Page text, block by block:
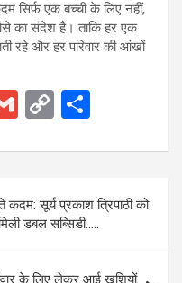
सिर्फ एक बच्ची के लिए नहीं,
का संदेश है। ताकि हर एक
रहे और हर परिवार की आंखों
gr
G
ail
C
py
Li
n
k
ar
e
सूर्य प्रकाश त्रिपाठी को
डबल सब्सिडी…..